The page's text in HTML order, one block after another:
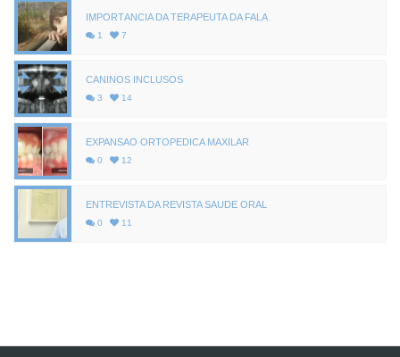
IMPORTÂNCIA DA TERAPEUTA DA FALA
1 7
CANINOS INCLUSOS
3 14
EXPANSÃO ORTOPÉDICA MAXILAR
0 12
ENTREVISTA DA REVISTA SAÚDE ORAL
0 11